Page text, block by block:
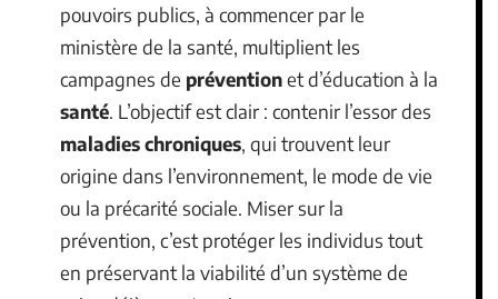
pouvoirs publics, à commencer par le
ministère de la santé, multiplient les
campagnes de préventionet d’éducation à la
santé. L’objectif est clair : contenir l’essor des
maladies chroniques, qui trouvent leur
origine dans l’environnement, le mode de vie
ou la précarité sociale. Miser sur la
prévention, c’est protéger les individus tout
en préservant la viabilité d’un système de